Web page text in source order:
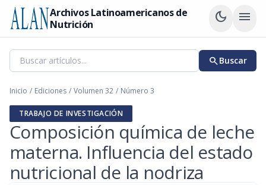
Archivos Latinoamericanos de
Nutrición
dark_mode menu
searchBuscar
Inicio / Ediciones / Volumen 32 / Número 3
TRABAJO DE INVESTIGACIÓN
Composición química de leche
materna. Influencia del estado
nutricional de la nodriza